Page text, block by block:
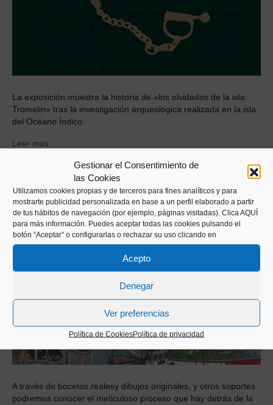
Gestionar el Consentimiento de
las Cookies
Utilizamos cookies propias y de terceros para fines analíticos y para
mostrarte publicidad personalizada en base a un perfil elaborado a partir
de tus hábitos de navegación (por ejemplo, páginas visitadas). Clica AQUÍ
para más información. Puedes aceptar todas las cookies pulsando el
botón “Aceptar” o configurarlas o rechazar su uso clicando en
Acepto
Denegar
Ver preferencias
Política de CookiesPolítica de privacidad
La exposición muestra la historia de «los olvidados de la isla
Tromelin» tras la investigación arqueológica realizada en la isla
del Océano Índico.
Leer más
A través de bocetos realesy dibujos originales, y otros soportes
podremos conocer el meticuloso proceso que hay detrás de la